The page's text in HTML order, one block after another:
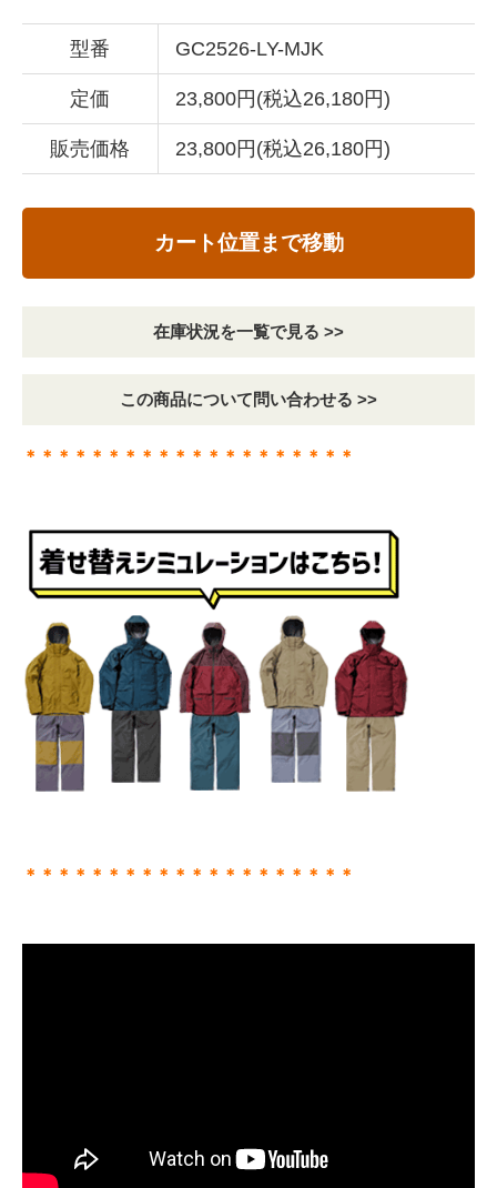
型番 GC2526-LY-MJK
定価 23,800円(税込26,180円)
販売価格 23,800円(税込26,180円)
カート位置まで移動
在庫状況を一覧で見る >>
この商品について問い合わせる >>
＊＊＊＊＊＊＊＊＊＊＊＊＊＊＊＊＊＊＊＊
＊＊＊＊＊＊＊＊＊＊＊＊＊＊＊＊＊＊＊＊